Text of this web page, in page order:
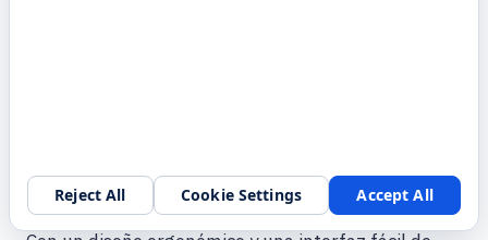
3D diseñada para proporcionar modelos de alta
precisión para una amplia gama de aplicaciones.
Reject All Cookie Settings Accept All